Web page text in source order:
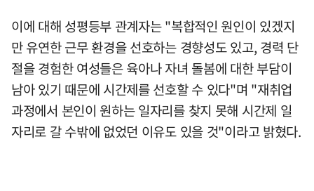
이에 대해 성평등부 관계자는 "복합적인 원인이 있겠지
만 유연한 근무 환경을 선호하는 경향성도 있고, 경력 단
절을 경험한 여성들은 육아나 자녀 돌봄에 대한 부담이
남아 있기 때문에 시간제를 선호할 수 있다"며 "재취업
과정에서 본인이 원하는 일자리를 찾지 못해 시간제 일
자리로 갈 수밖에 없었던 이유도 있을 것"이라고 밝혔다.